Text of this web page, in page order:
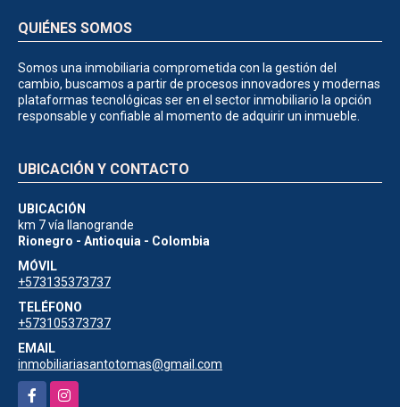
QUIÉNES SOMOS
Somos una inmobiliaria comprometida con la gestión del
cambio, buscamos a partir de procesos innovadores y modernas
plataformas tecnológicas ser en el sector inmobiliario la opción
responsable y confiable al momento de adquirir un inmueble.
UBICACIÓN Y CONTACTO
UBICACIÓN
km 7 vía llanogrande
Rionegro - Antioquia - Colombia
MÓVIL
+573135373737
TELÉFONO
+573105373737
EMAIL
inmobiliariasantotomas@gmail.com
FacebookInstagram